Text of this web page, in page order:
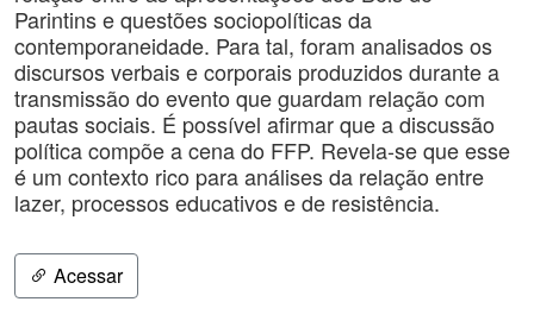
Parintins e questões sociopolíticas da
contemporaneidade. Para tal, foram analisados os
discursos verbais e corporais produzidos durante a
transmissão do evento que guardam relação com
pautas sociais. É possível afirmar que a discussão
política compõe a cena do FFP. Revela-se que esse
é um contexto rico para análises da relação entre
lazer, processos educativos e de resistência.
Acessar